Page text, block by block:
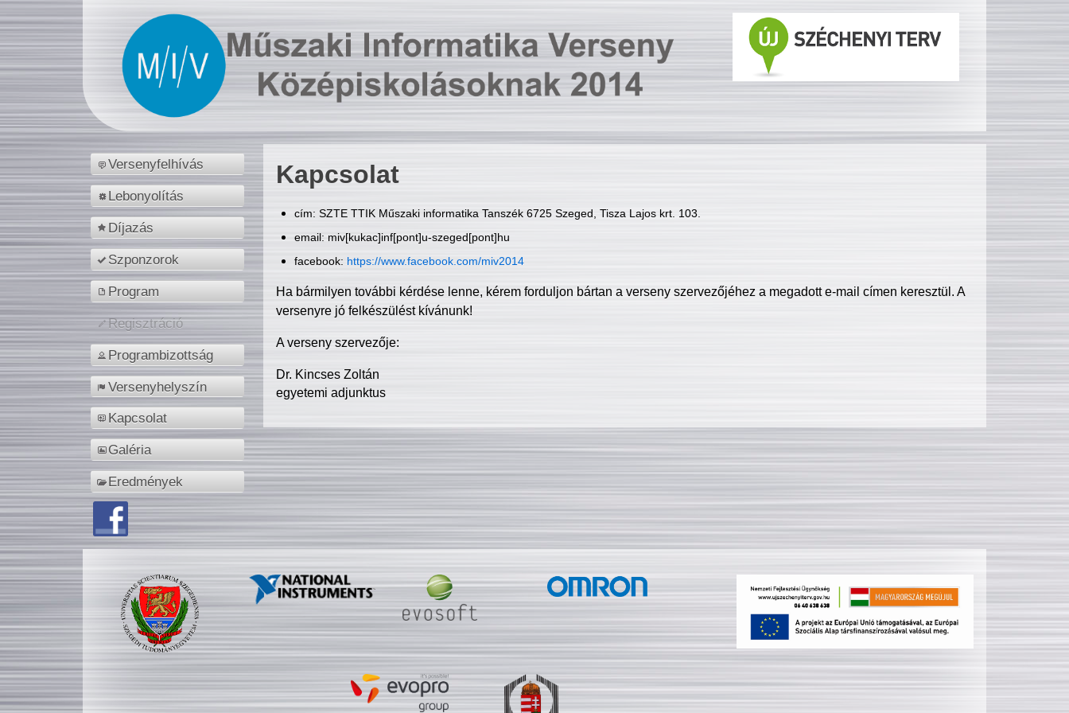
Versenyfelhívás
Lebonyolítás
Díjazás
Szponzorok
Program
Regisztráció
Programbizottság
Versenyhelyszín
Kapcsolat
Galéria
Eredmények
Kapcsolat
cím: SZTE TTIK Műszaki informatika Tanszék 6725 Szeged, Tisza Lajos krt. 103.
email: miv[kukac]inf[pont]u-szeged[pont]hu
facebook: https://www.facebook.com/miv2014
Ha bármilyen további kérdése lenne, kérem forduljon bártan a verseny szervezőjéhez a megadott e-mail címen keresztül. A
versenyre jó felkészülést kívánunk!
A verseny szervezője:
Dr. Kincses Zoltán
egyetemi adjunktus